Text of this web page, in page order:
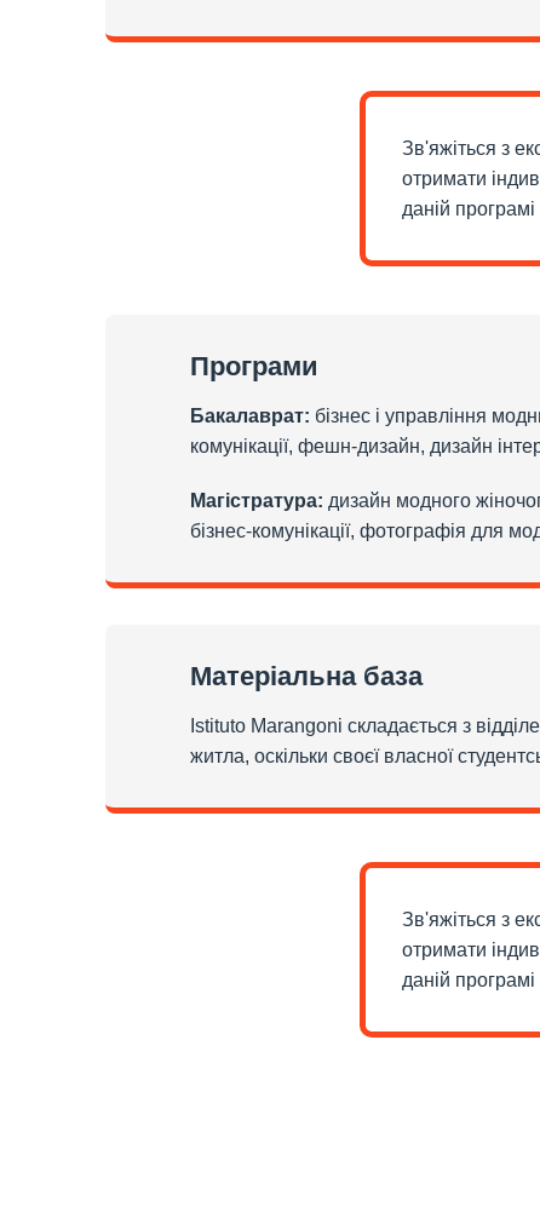
Зв'яжіться з
отримати
даній програмі
Програми
Бакалаврат: бізнес і управління
комунікації, фешн-дизайн, дизайн
Магістратура: дизайн модного
бізнес-комунікації, фотографія для
Матеріальна база
Istituto Marangoni складається з
житла, оскільки своєї власної
Зв'яжіться з
отримати
даній програмі